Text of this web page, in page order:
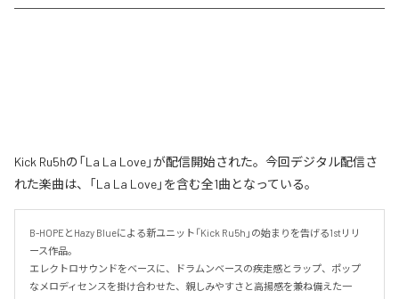
Kick Ru5hの「La La Love」が配信開始された。今回デジタル配信さ
れた楽曲は、「La La Love」を含む全1曲となっている。
B-HOPEとHazy Blueによる新ユニット「Kick Ru5h」の始まりを告げる1stリリ
ース作品。
エレクトロサウンドをベースに、ドラムンベースの疾走感とラップ、ポップ
なメロディセンスを掛け合わせた、親しみやすさと高揚感を兼ね備えた一